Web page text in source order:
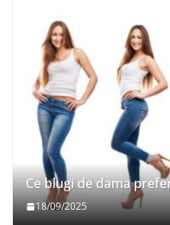
Ce blugi de dama
18/09/2025